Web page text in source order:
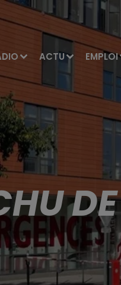
ACTU EMPLOI